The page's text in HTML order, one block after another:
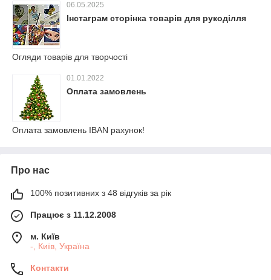
06.05.2025
Інстаграм сторінка товарів для рукоділля
Огляди товарів для творчості
01.01.2022
Оплата замовлень
Оплата замовлень IBAN рахунок!
Про нас
100% позитивних з 48 відгуків за рік
Працює з 11.12.2008
м. Київ
-, Київ, Україна
Контакти